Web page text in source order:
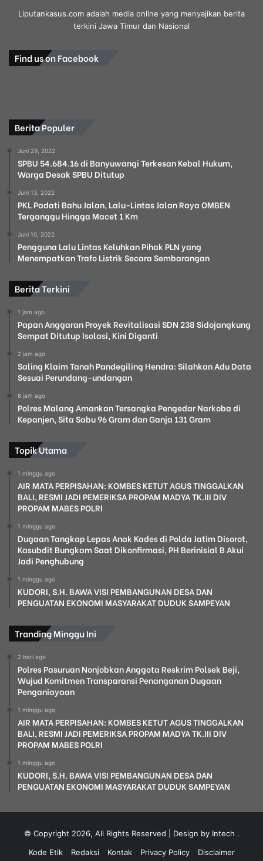
Liputankasus.com adalah media online yang menyajikan berita
terkini Jawa Timur dan Nasional
Find us on Facebook
Berita Populer
Juni 29, 2022
SPBU 54.684.16 di Banyuwangi Terkesan Kebal Hukum,
Warga Desak SPBU Ditutup
Juni 13, 2022
PKL Padati Bahu Jalan, Lalu-Lintas Jalan Raya OMBEN
Terganggu Hingga Macet 1 Km
Juni 10, 2022
Pengguna Lalu Lintas Keluhkan Pihak PLN yang
Menempatkan Trafo Listrik Secara Sembarangan
Berita Terkini
1 jam ago
Papan Anggaran Proyek Revitalisasi SDN 238 Sidojangkung
Sempat Ditutup Isolasi, Kini Diganti
2 jam ago
Saling Klaim Tanah Pandegiling Hendra: Silahkan Adu Data
Sesuai Perundang-undangan
8 jam ago
Polres Malang Amankan Tersangka Pengedar Narkoba di
Kepanjen, Sita Sabu 96 Gram dan Ganja 131 Gram
Topik Utama
1 minggu ago
AIR MATA PERPISAHAN: KOMBES KETUT AGUS TINGGALKAN
BALI, RESMI JADI PEMERIKSA PROPAM MADYA TK.III DIV
PROPAM MABES POLRI
1 minggu ago
Dugaan Tangkap Lepas Anak Kades di Polda Jatim Disorot,
Kasubdit Bungkam Saat Dikonfirmasi, PH Berinisial B Akui
Jadi Penghubung
1 minggu ago
KUDORI, S.H. BAWA VISI PEMBANGUNAN DESA DAN
PENGUATAN EKONOMI MASYARAKAT DUDUK SAMPEYAN
Tranding Minggu Ini
2 hari ago
Polres Pasuruan Nonjobkan Anggota Reskrim Polsek Beji,
Wujud Komitmen Transparansi Penanganan Dugaan
Penganiayaan
1 minggu ago
AIR MATA PERPISAHAN: KOMBES KETUT AGUS TINGGALKAN
BALI, RESMI JADI PEMERIKSA PROPAM MADYA TK.III DIV
PROPAM MABES POLRI
1 minggu ago
KUDORI, S.H. BAWA VISI PEMBANGUNAN DESA DAN
PENGUATAN EKONOMI MASYARAKAT DUDUK SAMPEYAN
© Copyright 2026, All Rights Reserved | Design by Intech .
Kode Etik
Redaksi Kontak Privacy Policy Disclaimer